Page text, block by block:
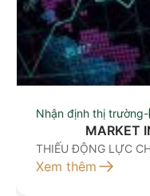
Nhận định thị trường-
MARKET
THIẾU ĐỘNG LỰC
Xem thêm